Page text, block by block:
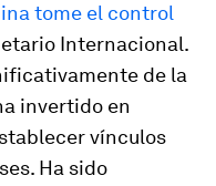
tome el control
Internacional.
de la
invertido en
vínculos
Ha sido